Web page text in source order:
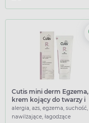
Cutis mini derm Egzema,
krem kojący do twarzy i
ciała, 75 ml
alergia, azs, egzema, suchość,
nawilżające, łagodzące